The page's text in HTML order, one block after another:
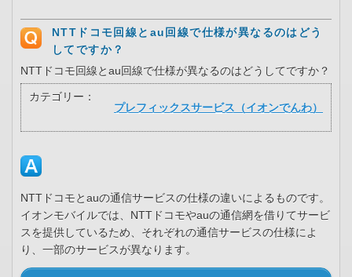
NTTドコモ回線とau回線で仕様が異なるのはどう
してですか？
NTTドコモ回線とau回線で仕様が異なるのはどうしてですか？
カテゴリー：
プレフィックスサービス（イオンでんわ）
NTTドコモとauの通信サービスの仕様の違いによるものです。
イオンモバイルでは、NTTドコモやauの通信網を借りてサービ
スを提供しているため、それぞれの通信サービスの仕様によ
り、一部のサービスが異なります。